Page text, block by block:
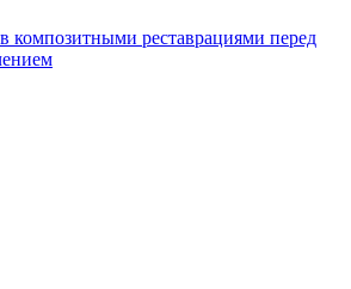
композитными реставрациями перед